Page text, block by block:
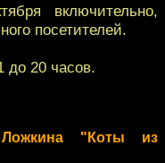
включительно,
посетителей.
до 20 часов.
"Коты из